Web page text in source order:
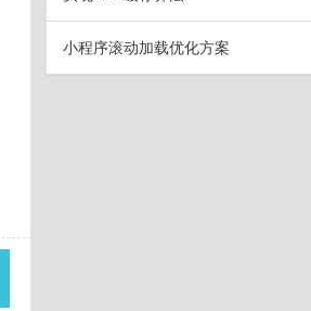
小程序滚动加载优化方案